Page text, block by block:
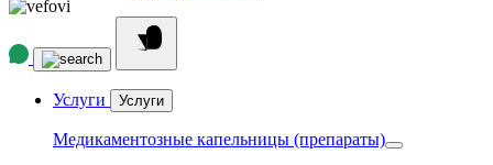
Услуги Услуги
Медикаментозные капельницы (препараты)